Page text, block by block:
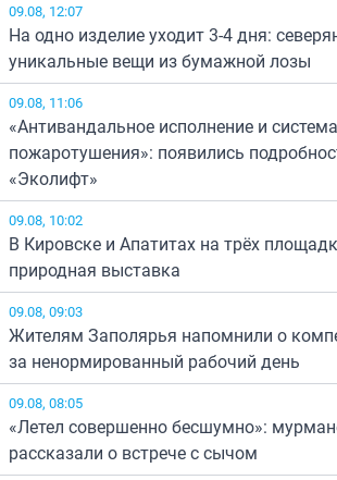
09.08, 12:07
На одно изделие уходит 3-4 дня:
уникальные вещи из бумажной лозы
09.08, 11:06
«Антивандальное исполнение и система
пожаротушения»: появились
«Эколифт»
09.08, 10:02
В Кировске и Апатитах на трёх
природная выставка
09.08, 09:03
Жителям Заполярья напомнили о
за ненормированный рабочий день
09.08, 08:05
«Летел совершенно бесшумно»:
рассказали о встрече с сычом